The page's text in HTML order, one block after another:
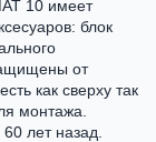
10 имеет
блок
от
как сверху так
монтажа.
лет назад.